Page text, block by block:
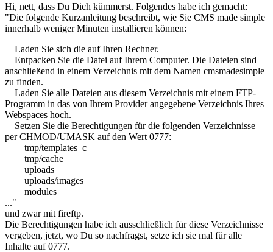
Hi, nett, dass Du Dich kümmerst. Folgendes habe ich gemacht:
"Die folgende Kurzanleitung beschreibt, wie Sie CMS made simple
innerhalb weniger Minuten installieren können:
Laden Sie sich die auf Ihren Rechner.
Entpacken Sie die Datei auf Ihrem Computer. Die Dateien sind
anschließend in einem Verzeichnis mit dem Namen cmsmadesimple
zu finden.
Laden Sie alle Dateien aus diesem Verzeichnis mit einem FTP-
Programm in das von Ihrem Provider angegebene Verzeichnis Ihres
Webspaces hoch.
Setzen Sie die Berechtigungen für die folgenden Verzeichnisse
per CHMOD/UMASK auf den Wert 0777:
tmp/templates_c
tmp/cache
uploads
uploads/images
modules
..."
und zwar mit fireftp.
Die Berechtigungen habe ich ausschließlich für diese Verzeichnisse
vergeben, jetzt, wo Du so nachfragst, setze ich sie mal für alle
Inhalte auf 0777.